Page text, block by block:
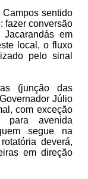
sentido
fazer conversão
em
local, o fluxo
pelo sinal
(junção das
Júlio
com exceção
para avenida
segue na
deverá,
em direção